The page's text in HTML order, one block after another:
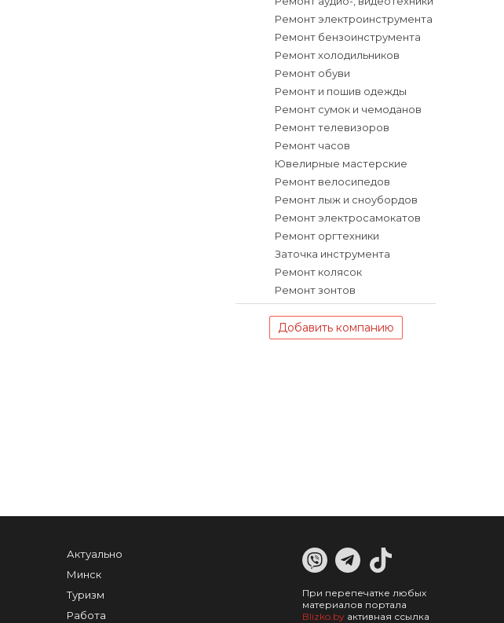
Ремонт электроинструмента
Ремонт бензоинструмента
Ремонт холодильников
Ремонт обуви
Ремонт и пошив одежды
Ремонт сумок и чемоданов
Ремонт телевизоров
Ремонт часов
Ювелирные мастерские
Ремонт велосипедов
Ремонт лыж и сноубордов
Ремонт электросамокатов
Ремонт оргтехники
Заточка инструмента
Ремонт колясок
Ремонт зонтов
Добавить компанию
Актуально
Минск
Туризм
Работа
При перепечатке любых
материалов портала
Blizko.by активная ссылка